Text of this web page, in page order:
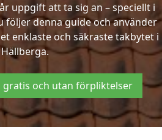
uppgift att ta sig an – speciellt i
följer denna guide och använder
enklaste och säkraste takbytet i
Hällberga.
gratis och utan förpliktelser